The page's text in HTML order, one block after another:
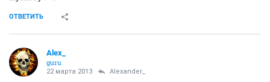
ОТВЕТИТЬ
Alex_
guru
22 марта 2013 Alexander_